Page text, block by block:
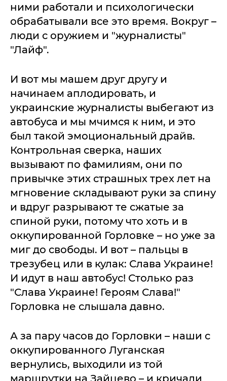
ними работали и психологически
обрабатывали все это время. Вокруг –
люди с оружием и "журналисты"
"Лайф".
И вот мы машем друг другу и
начинаем аплодировать, и
украинские журналисты выбегают из
автобуса и мы мчимся к ним, и это
был такой эмоциональный драйв.
Контрольная сверка, наших
вызывают по фамилиям, они по
привычке этих страшных трех лет на
мгновение складывают руки за спину
и вдруг разрывают те сжатые за
спиной руки, потому что хоть и в
оккупированной Горловке – но уже за
миг до свободы. И вот – пальцы в
трезубец или в кулак: Слава Украине!
И идут в наш автобус! Столько раз
"Слава Украине! Героям Слава!"
Горловка не слышала давно.
А за пару часов до Горловки – наши с
оккупированного Луганская
вернулись, выходили из той